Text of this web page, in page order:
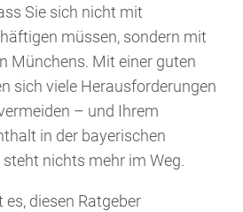
Sie sich nicht mit
müssen, sondern mit
Münchens. Mit einer guten
sich viele Herausforderungen
– und Ihrem
in der bayerischen
nichts mehr im Weg.
diesen Ratgeber